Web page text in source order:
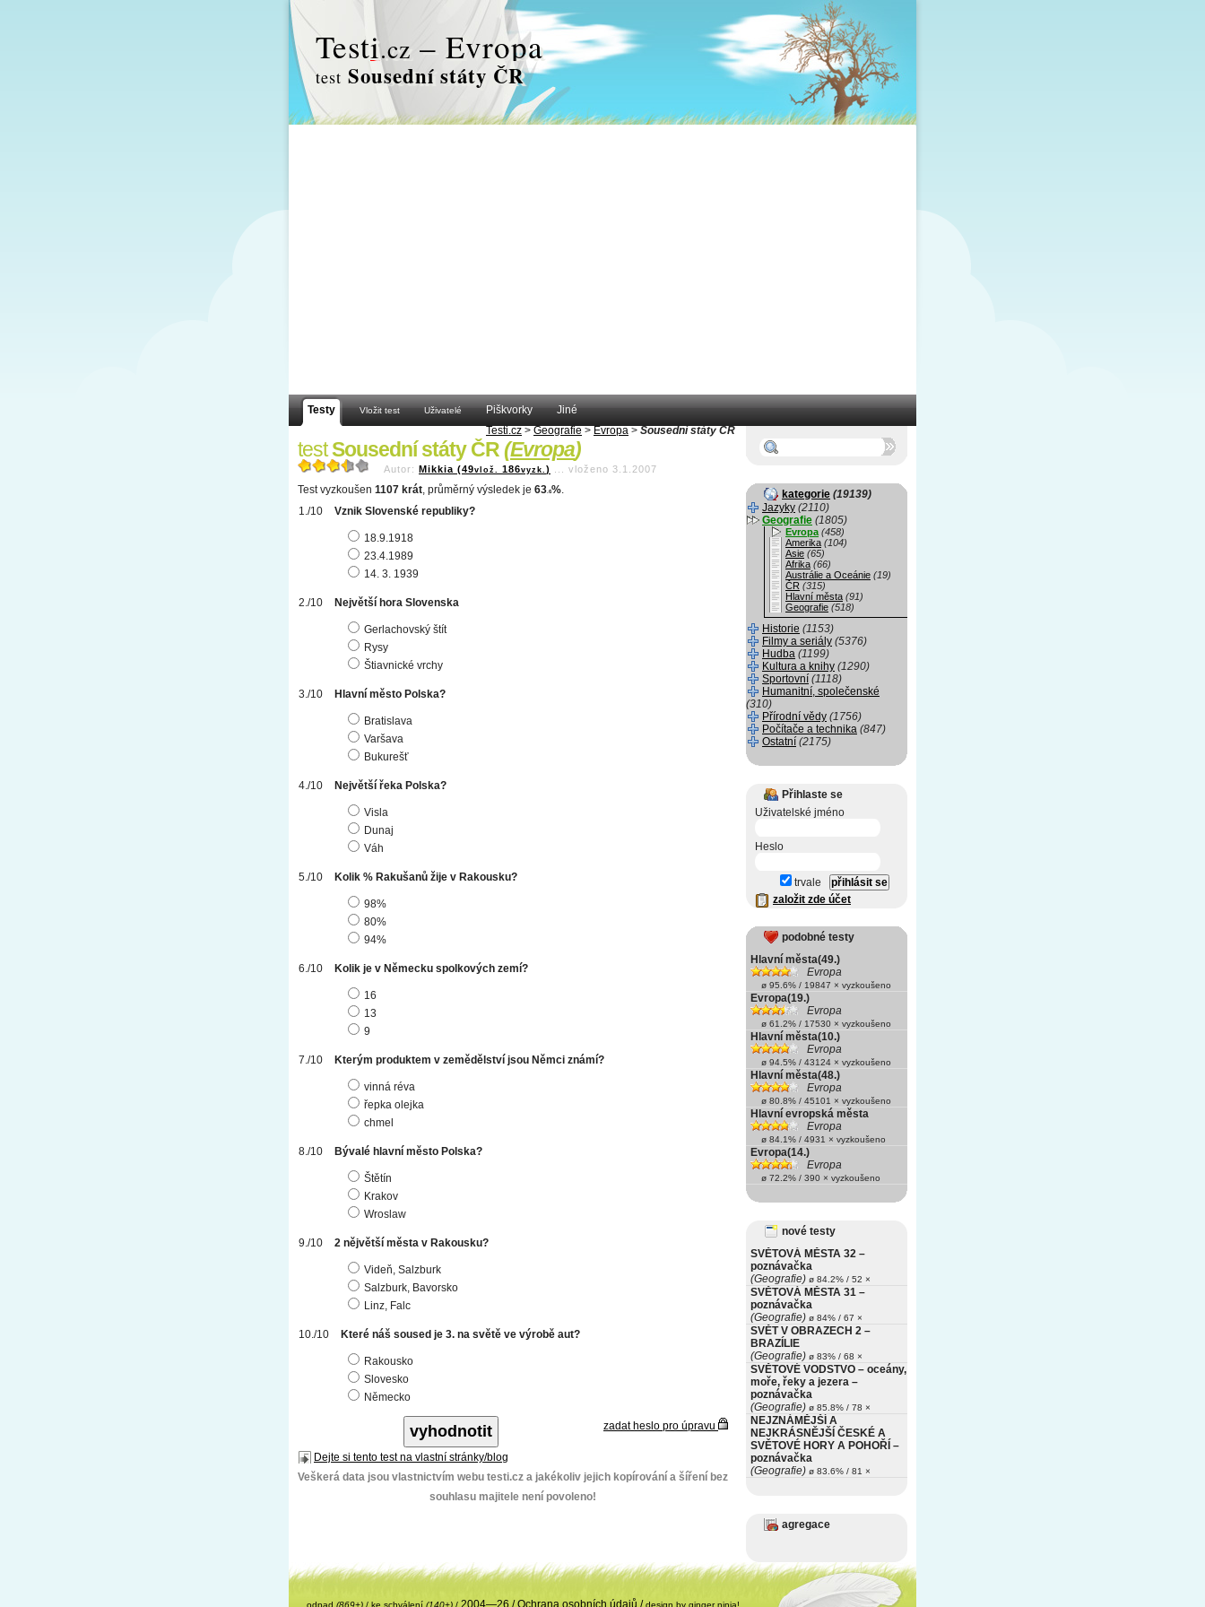
Testi.cz – Evropa
test Sousední státy ČR
Testy Vložit test Uživatelé Piškvorky
Jiné
Testi.cz > Geografie > Evropa > Sousední státy ČR
testSousední státy ČR(Evropa)
Autor: Mikkia (49vlož. 186vyzk. ) vloženo 3.1.2007
Test vyzkoušen 1107 krát, průměrný výsledek je 63 .6%.
Vznik Slovenské republiky?
18.9.1918
23.4.1989
14. 3. 1939
Největší hora Slovenska
Gerlachovský štít
Rysy
Štiavnické vrchy
Hlavní město Polska?
Bratislava
Varšava
Bukurešť
Největší řeka Polska?
Visla
Dunaj
Váh
Kolik % Rakušanů žije v Rakousku?
98%
80%
94%
Kolik je v Německu spolkových zemí?
16
13
9
Kterým produktem v zemědělství jsou Němci známí?
vinná réva
řepka olejka
chmel
Bývalé hlavní město Polska?
Štětín
Krakov
Wroslaw
2 nějvětší města v Rakousku?
Videň, Salzburk
Salzburk, Bavorsko
Linz, Falc
Které náš soused je 3. na světě ve výrobě aut?
Rakousko
Slovesko
Německo
zadat heslo pro úpravu
Dejte si tento test na vlastní stránky/blog
Veškerá data jsou vlastnictvím webu testi.cz a jakékoliv jejich kopírování a šíření bez
souhlasu majitele není povoleno!
kategorie (19139)
Jazyky (2110)
Geografie (1805)
Evropa (458)
Amerika (104)
Asie (65)
Afrika (66)
Austrálie a Oceánie (19)
ČR (315)
Hlavní města (91)
Geografie (518)
Historie (1153)
Filmy a seriály (5376)
Hudba (1199)
Kultura a knihy (1290)
Sportovní (1118)
Humanitní, společenské
(310)
Přírodní vědy (1756)
Počítače a technika (847)
Ostatní (2175)
Přihlaste se
Uživatelské jméno
Heslo
trvale
založit zde účet
podobné testy
Hlavní města(49.)
Evropa
ø 95.6% / 19847 × vyzkoušeno
Evropa(19.)
Evropa
ø 61.2% / 17530 × vyzkoušeno
Hlavní města(10.)
Evropa
ø 94.5% / 43124 × vyzkoušeno
Hlavní města(48.)
Evropa
ø 80.8% / 45101 × vyzkoušeno
Hlavní evropská města
Evropa
ø 84.1% / 4931 × vyzkoušeno
Evropa(14.)
Evropa
ø 72.2% / 390 × vyzkoušeno
nové testy
SVĚTOVÁ MĚSTA 32 –
poznávačka
(Geografie) ø 84.2% / 52 ×
SVĚTOVÁ MĚSTA 31 –
poznávačka
(Geografie) ø 84% / 67 ×
SVĚT V OBRAZECH 2 –
BRAZÍLIE
(Geografie) ø 83% / 68 ×
SVĚTOVÉ VODSTVO – oceány,
moře, řeky a jezera –
poznávačka
(Geografie) ø 85.8% / 78 ×
NEJZNÁMĚJŠÍ A
NEJKRÁSNĚJŠÍ ČESKÉ A
SVĚTOVÉ HORY A POHOŘÍ –
poznávačka
(Geografie) ø 83.6% / 81 ×
agregace
odpad (869+) / ke schválení (140+) / 2004—26 /Ochrana osobních údajů /design by ginger ninja!